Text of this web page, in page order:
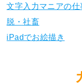
文字入力マニアの仕
脱・社畜
iPadでお絵描き